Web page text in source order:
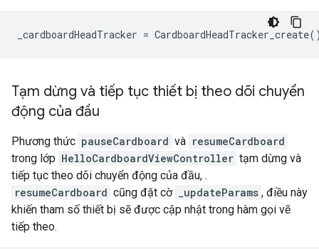
Tạm dừng và tiếp tục thiết bị theo dõi chuyển
động của đầu
Phương thức pauseCardboard và resumeCardboard
trong lớp HelloCardboardViewController tạm dừng và
tiếp tục theo dõi chuyển động của đầu, .
resumeCardboard cũng đặt cờ _updateParams , điều này
khiến tham số thiết bị sẽ được cập nhật trong hàm gọi vẽ
tiếp theo.